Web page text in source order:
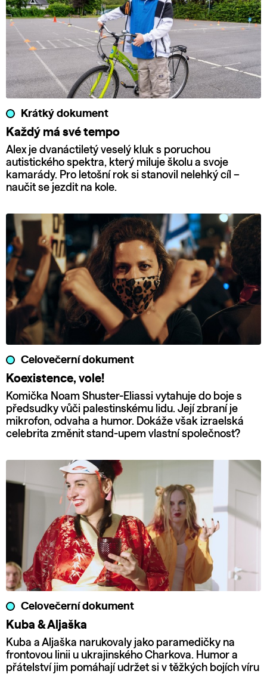
Krátký dokument
Každý má své tempo
Alex je dvanáctiletý veselý kluk s poruchou
autistického spektra, který miluje školu a svoje
kamarády. Pro letošní rok si stanovil nelehký cíl –
naučit se jezdit na kole.
Celovečerní dokument
Koexistence, vole!
Komička Noam Shuster-Eliassi vytahuje do boje s
předsudky vůči palestinskému lidu. Její zbraní je
mikrofon, odvaha a humor. Dokáže však izraelská
celebrita změnit stand-upem vlastní společnost?
Celovečerní dokument
Kuba & Aljaška
Kuba a Aljaška narukovaly jako paramedičky na
frontovou linii u ukrajinského Charkova. Humor a
přátelství jim pomáhají udržet si v těžkých bojích víru